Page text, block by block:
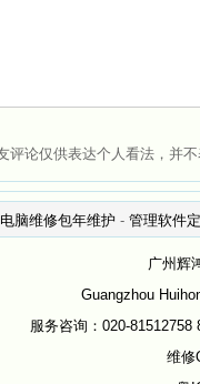
友评论仅供表达个人看法，并
电脑维修包年维护 - 管理软件
广州辉
Guangzhou
服务咨询：020-81512758
维修